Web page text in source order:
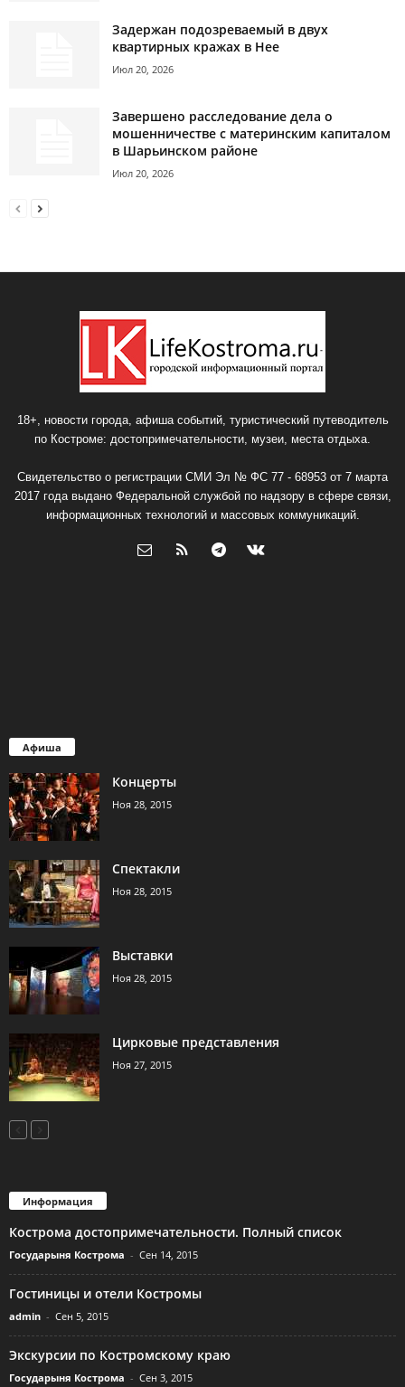
Задержан подозреваемый в двух
квартирных кражах в Нее
Июл 20, 2026
Завершено расследование дела о
мошенничестве с материнским капиталом
в Шарьинском районе
Июл 20, 2026
18+, новости города, афиша событий, туристический путеводитель
по Костроме: достопримечательности, музеи, места отдыха.
Свидетельство о регистрации СМИ Эл № ФС 77 - 68953 от 7 марта
2017 года выдано Федеральной службой по надзору в сфере связи,
информационных технологий и массовых коммуникаций.
Афиша
Концерты
Ноя 28, 2015
Спектакли
Ноя 28, 2015
Выставки
Ноя 28, 2015
Цирковые представления
Ноя 27, 2015
Информация
Кострома достопримечательности. Полный список
Государыня Кострома - Сен 14, 2015
Гостиницы и отели Костромы
admin - Сен 5, 2015
Экскурсии по Костромскому краю
Государыня Кострома - Сен 3, 2015